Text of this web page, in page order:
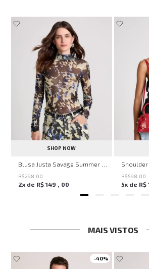
SHOP NOW
R$298 00
2x de R$ 149 , 00
R$598 00
5x de R$
MAIS VISTOS
-40%